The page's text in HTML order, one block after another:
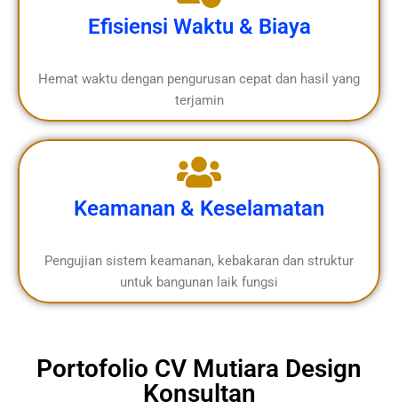
Efisiensi Waktu & Biaya
Hemat waktu dengan pengurusan cepat dan hasil yang
terjamin
Keamanan & Keselamatan
Pengujian sistem keamanan, kebakaran dan struktur
untuk bangunan laik fungsi
Portofolio CV Mutiara Design
Konsultan